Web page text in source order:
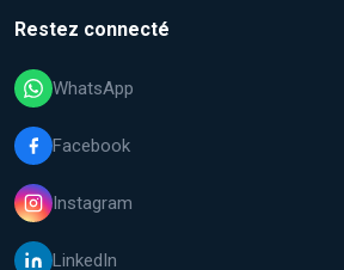
Restez connecté
WhatsApp
Facebook
Instagram
LinkedIn